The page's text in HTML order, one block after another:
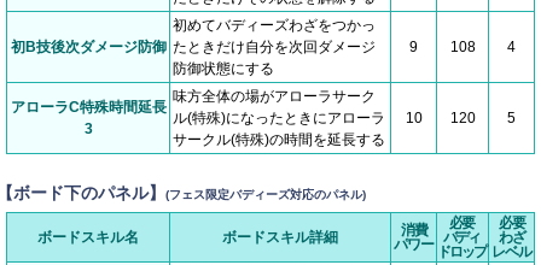
初B技後次ダメージ防御
初めてバディーズわざをつかっ
たときだけ自分を次回ダメージ
防御状態にする
9 108 4
アローラC特殊時間延長
3
味方全体の場がアローラサーク
ル(特殊)になったときにアローラ
サークル(特殊)の時間を延長する
10 120 5
ボード下のパネル】 (フェス限定バディーズ対応のパネル)
ボードスキル名 ボードスキル詳細
消費
パワー
必要
バディ
ドロップ
必要
わざ
レベル